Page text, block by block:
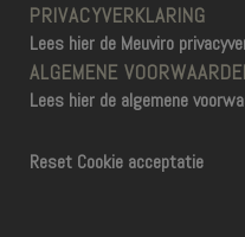
PRIVACYVERKLARING
Lees hier de Meuviro
ALGEMENE
Lees hier de algemene
Reset Cookie acceptatie